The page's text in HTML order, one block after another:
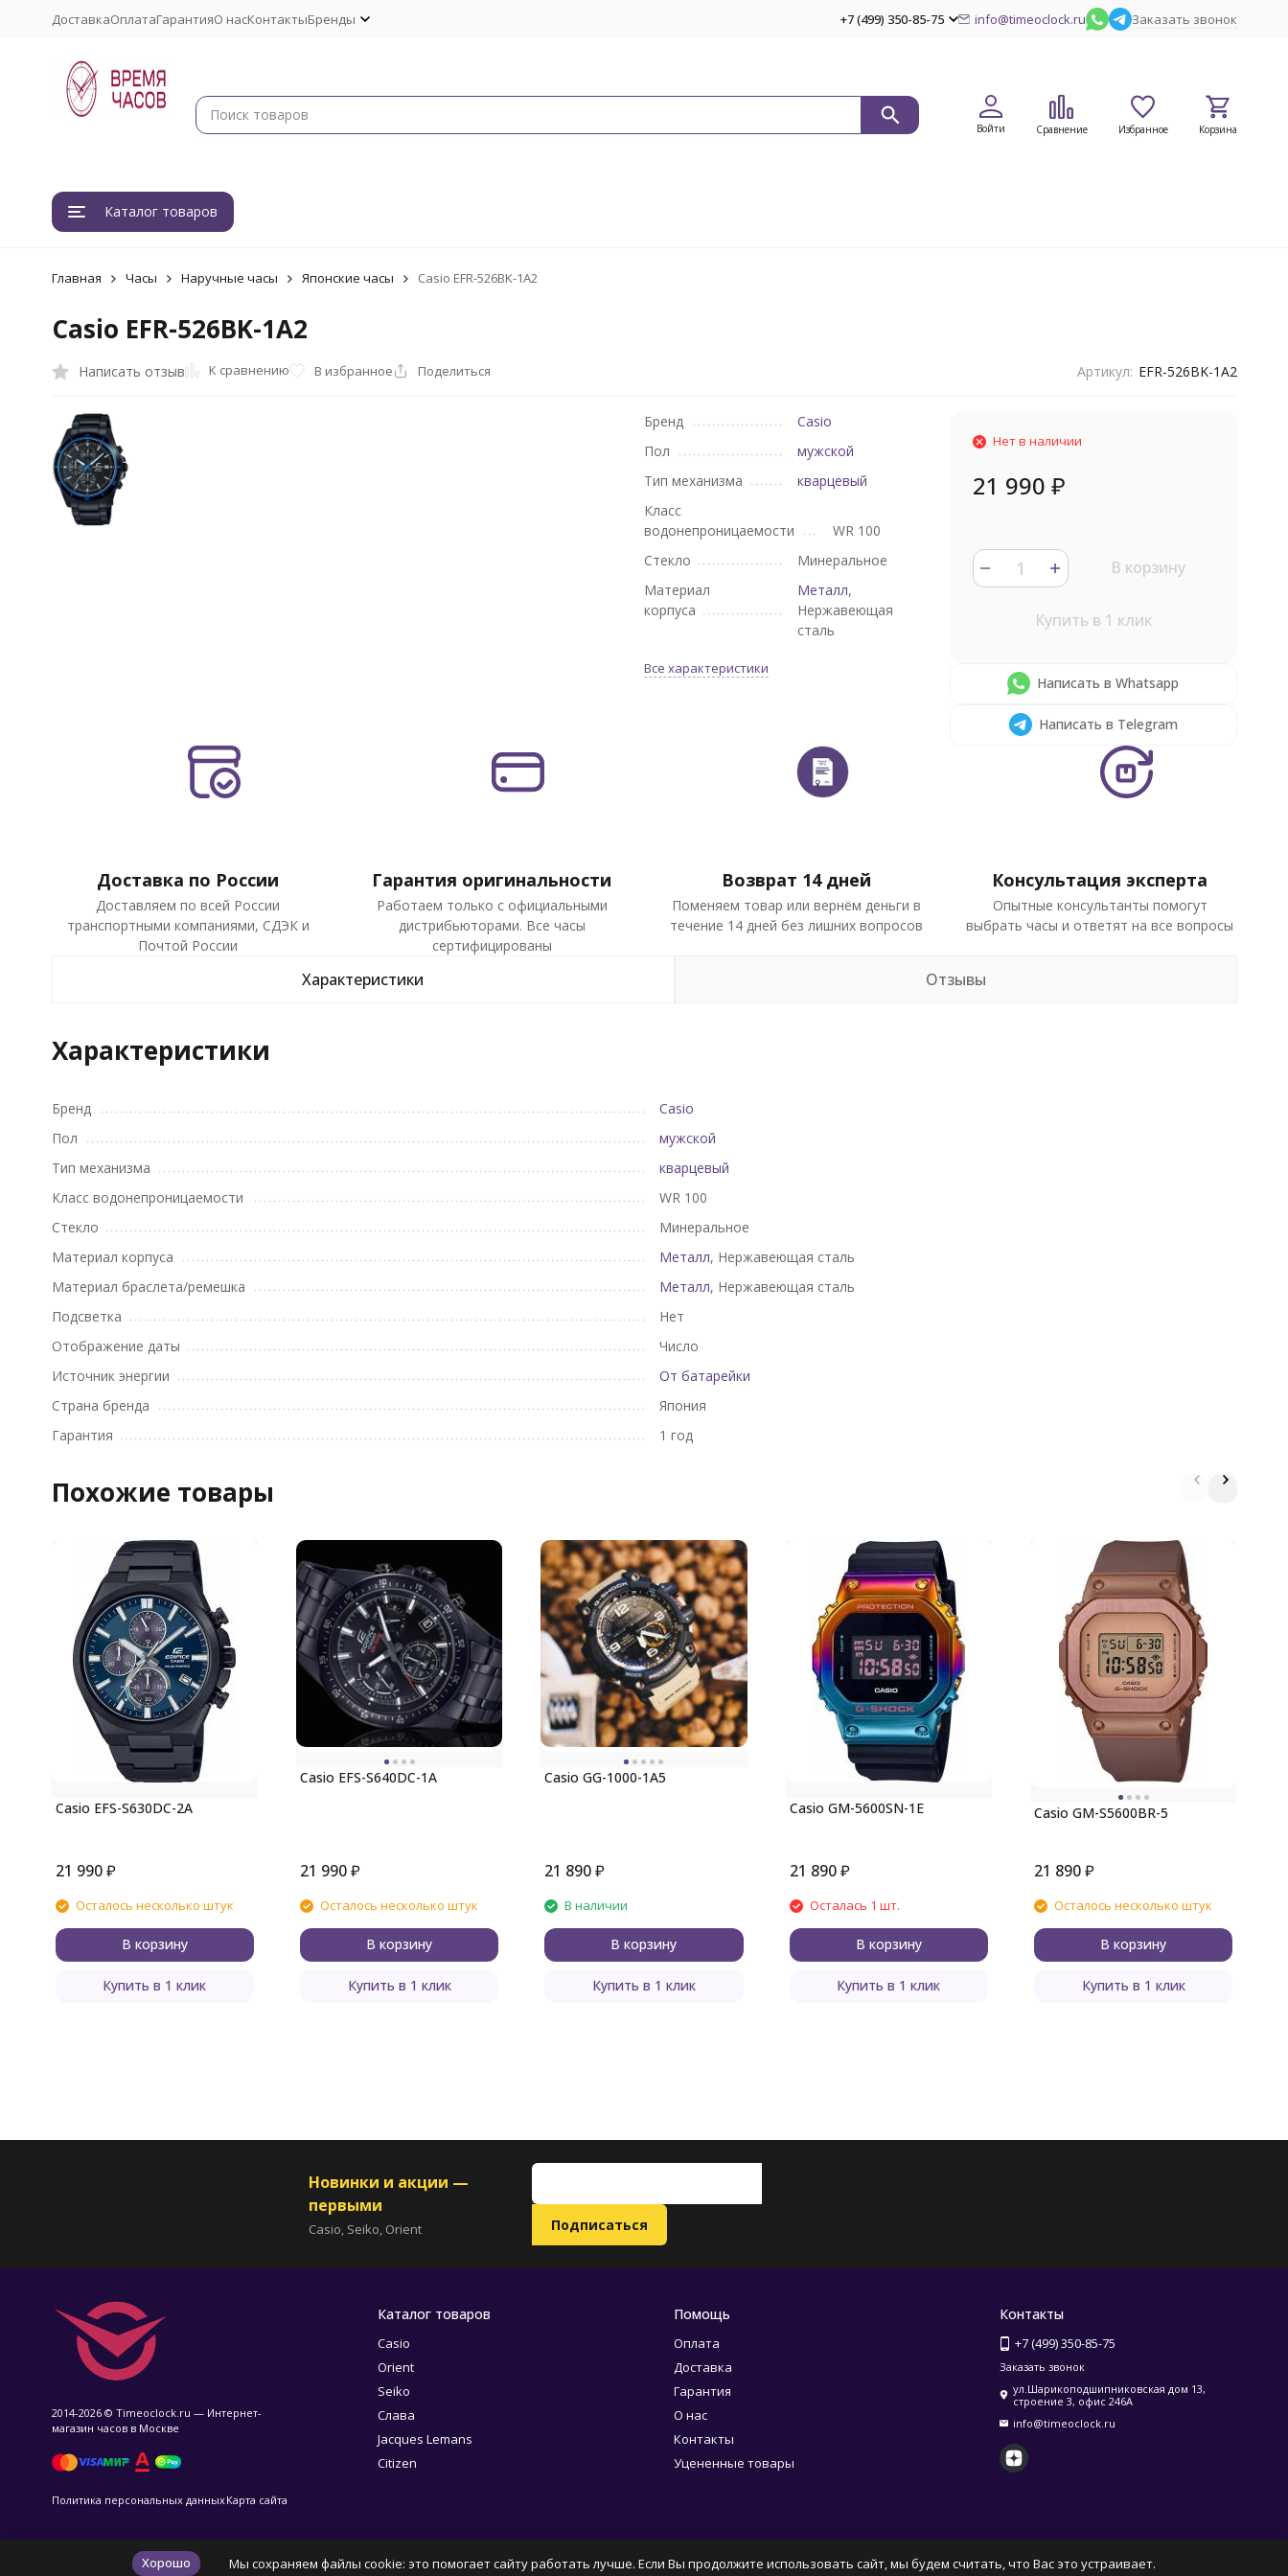
ДоставкаОплатаГарантияО насКонтактыБренды +7 (499) 350-85-75 info@timeoclock.ru Заказать звонок
Войти Сравнение Избранное Корзина
Каталог товаров
Главная Часы Наручные часы Японские часы Casio EFR-526BK-1A2
Casio EFR-526BK-1A2
Написать отзыв К сравнению В избранное Поделиться Артикул: EFR-526BK-1A2
Бренд
Casio
Пол
мужской
Тип механизма
кварцевый
Класс
водонепроницаемости
WR 100
Стекло
Минеральное
Материал
корпуса
Металл,
Нержавеющая
сталь
Все характеристики
Нет в наличии
21 990 ₽
В корзину
Купить в 1 клик
Написать в Whatsapp
Написать в Telegram
Доставка по России
Доставляем по всей России
транспортными компаниями, СДЭК и
Почтой России
Гарантия оригинальности
Работаем только с официальными
дистрибьюторами. Все часы
сертифицированы
Возврат 14 дней
Поменяем товар или вернём деньги в
течение 14 дней без лишних вопросов
Консультация эксперта
Опытные консультанты помогут
выбрать часы и ответят на все вопросы
Характеристики Отзывы
Характеристики
Бренд
Casio
Пол
мужской
Тип механизма
кварцевый
Класс водонепроницаемости
WR 100
Стекло
Минеральное
Материал корпуса
Металл, Нержавеющая сталь
Материал браслета/ремешка
Металл, Нержавеющая сталь
Подсветка
Нет
Отображение даты
Число
Источник энергии
От батарейки
Страна бренда
Япония
Гарантия
1 год
Похожие товары
Casio EFS-S630DC-2A
21 990 ₽
Осталось несколько штук
В корзину
Купить в 1 клик
Casio EFS-S640DC-1A
21 990₽
Осталось несколько штук
В корзину
Купить в 1 клик
Casio GG-1000-1A5
21 890₽
В наличии
В корзину
Купить в 1 клик
Casio GM-5600SN-1E
21 890₽
Осталась 1 шт.
В корзину
Купить в 1 клик
Casio GM-S5600BR-5
21 890₽
Осталось несколько штук
В корзину
Купить в 1 клик
Новинки и акции —
первыми
Casio, Seiko, Orient
2014-2026 © Timeoclock.ru — Интернет-
магазин часов в Москве
Политика персональных данныхКарта сайта
Каталог товаров
Casio
Orient
Seiko
Слава
Jacques Lemans
Citizen
Помощь
Оплата
Доставка
Гарантия
О нас
Контакты
Уцененные товары
Контакты
+7 (499) 350-85-75
Заказать звонок
ул.Шарикоподшипниковская дом 13,
строение 3, офис 246А
info@timeoclock.ru
Хорошо Мы сохраняем файлы cookie: это помогает сайту работать лучше. Если Вы продолжите использовать сайт, мы будем считать, что Вас это устраивает.